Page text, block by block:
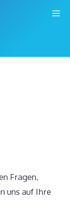
Fragen,
uns auf Ihre